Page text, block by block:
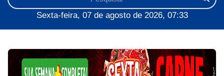
Sexta-feira, 07 de agosto de 2026, 07:33